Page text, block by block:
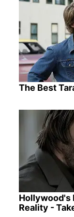
The Best
Hollywood's
Reality -